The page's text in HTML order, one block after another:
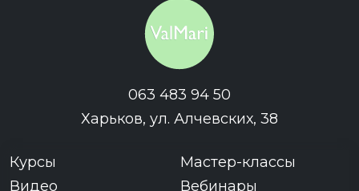
063 483 94 50
Харьков, ул. Алчевских, 38
Курсы
Мастер-классы
Видео
Вебинары